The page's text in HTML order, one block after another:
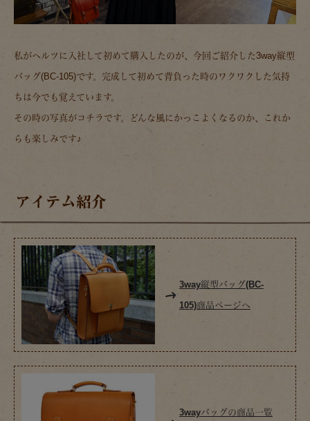
私がヘルツに入社して初めて購入したのが、今回ご紹介した3way縦型
バッグ(BC-105)です。完成して初めて背負った時のワクワクした気持
ちは今でも覚えています。
その時の写真がコチラです。どんな風にかっこよくなるのか、これか
らも楽しみです♪
アイテム紹介
3way縦型バッグ(BC-
105)商品ページへ
3wayバッグの商品一覧